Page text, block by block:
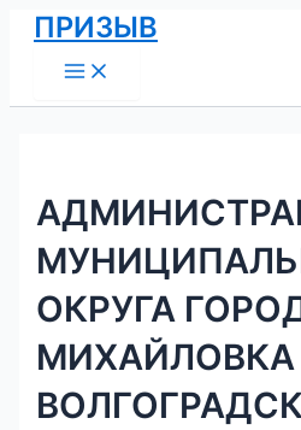
Перейти
содержимому
ПРИЗЫВ
Menu
ОКРУГА
МИХАЙЛОВКА
Навигация
по
записям